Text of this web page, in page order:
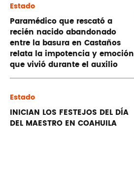
Estado
Paramédico que rescató a
recién nacido abandonado
entre la basura en Castaños
relata la impotencia y emoción
que vivió durante el auxilio
Estado
INICIAN LOS FESTEJOS DEL DÍA
DEL MAESTRO EN COAHUILA